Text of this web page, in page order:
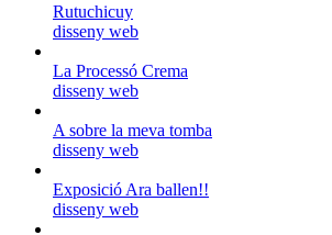
Rutuchicuy
disseny web
La Processó Crema
disseny web
A sobre la meva tomba
disseny web
Exposició Ara ballen!!
disseny web